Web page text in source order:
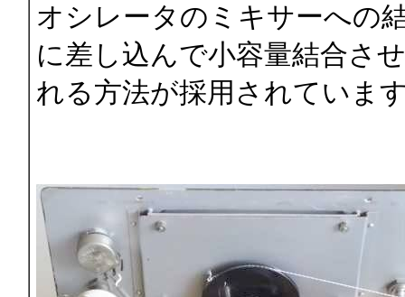
オシレータのミキサーへの
に差し込んで小容量結合さ
れる方法が採用されていま